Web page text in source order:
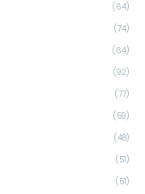
(64)
(74)
(64)
(92)
(77)
(59)
(48)
(51)
(51)